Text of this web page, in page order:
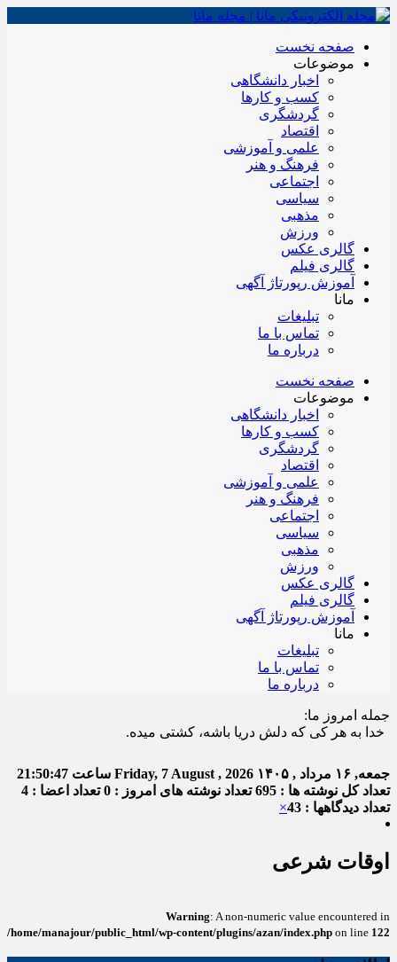
صفحه نخست
موضوعات
اخبار دانشگاهی
کسب و کارها
گردشگری
اقتصاد
علمی و آموزشی
فرهنگ و هنر
اجتماعی
سیاسی
مذهبی
ورزش
گالری عکس
گالری فیلم
آموزش رپورتاژ آگهی
مانا
تبلیغات
تماس با ما
درباره ما
صفحه نخست
موضوعات
اخبار دانشگاهی
کسب و کارها
گردشگری
اقتصاد
علمی و آموزشی
فرهنگ و هنر
اجتماعی
سیاسی
مذهبی
ورزش
گالری عکس
گالری فیلم
آموزش رپورتاژ آگهی
مانا
تبلیغات
تماس با ما
درباره ما
جمله امروز ما:
به هر کی که دلش دریا باشه، کشتی میده.
جمعه, ۱۶ مرداد , ۱۴۰۵ Friday, 7 August , 2026 ساعت 21:50:47
تعداد کل نوشته ها : 695
تعداد نوشته های امروز : 0
تعداد اعضا : 4
تعداد دیدگاهها : 43
×
اوقات شرعی
Warning: A non-numeric value encountered in
/home/manajour/public_html/wp-content/plugins/azan/index.php on line 122